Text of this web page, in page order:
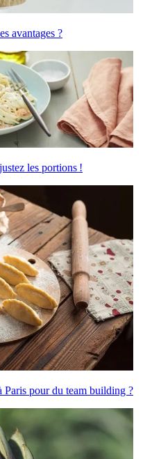
avantages ?
les portions !
pour du team building ?